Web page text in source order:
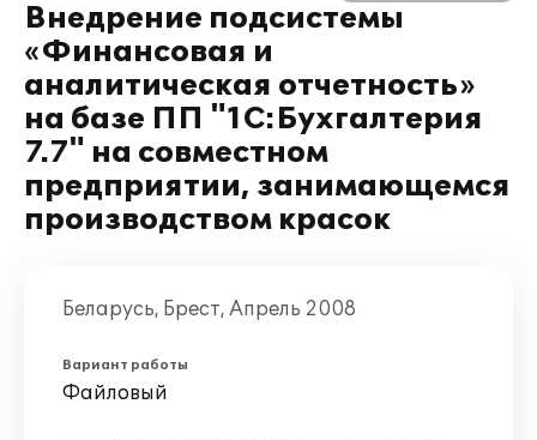
Внедрение подсистемы
«Финансовая и
аналитическая отчетность»
на базе ПП "1С:Бухгалтерия
7.7" на совместном
предприятии, занимающемся
производством красок
Беларусь, Брест, Апрель 2008
Вариант работы
Файловый